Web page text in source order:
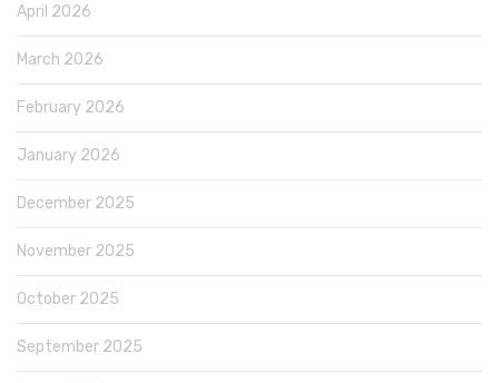
April 2026
March 2026
February 2026
January 2026
December 2025
November 2025
October 2025
September 2025